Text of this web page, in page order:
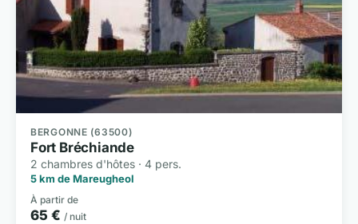
BERGONNE (63500)
Fort Bréchiande
2 chambres d'hôtes · 4 pers.
5 km de Mareugheol
À partir de
65 € / nuit